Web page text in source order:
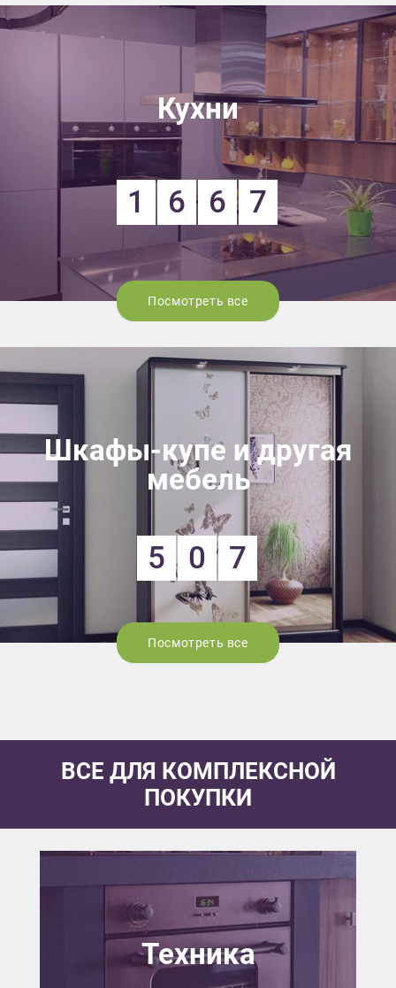
Кухни
1 6 6 7
Посмотреть все
Шкафы-купе и другая
мебель
5 0 7
Посмотреть все
ВСЕ ДЛЯ КОМПЛЕКСНОЙ
ПОКУПКИ
Техника